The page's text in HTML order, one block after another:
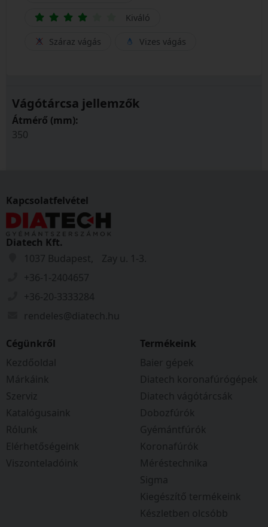
Kiváló
Száraz vágás Vizes vágás
Vágótárcsa jellemzők
Átmérő (mm):
350
Kapcsolatfelvétel
Diatech Kft.
1037 Budapest, Zay u. 1-3.
+36-1-2404657
+36-20-3333284
rendeles@diatech.hu
Cégünkről
Kezdőoldal
Márkáink
Szerviz
Katalógusaink
Rólunk
Elérhetőségeink
Viszonteladóink
Termékeink
Baier gépek
Diatech koronafúrógépek
Diatech vágótárcsák
Dobozfúrók
Gyémántfúrók
Koronafúrók
Méréstechnika
Sigma
Kiegészítő termékeink
Készletben olcsóbb